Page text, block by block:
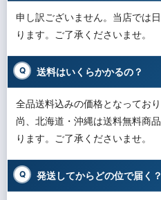
申し訳ございません。当店では
ります。ご了承くださいませ。
送料はいくらかかるの？
全品送料込みの価格となってお
尚、北海道・沖縄は送料無料商
ります。ご了承くださいませ。
発送してからどの位で届く？